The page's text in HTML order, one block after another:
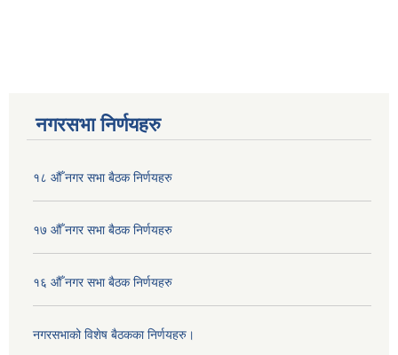
नगरसभा निर्णयहरु
१८ औँ नगर सभा बैठक निर्णयहरु
१७ औँ नगर सभा बैठक निर्णयहरु
१६ औँ नगर सभा बैठक निर्णयहरु
नगरसभाको विशेष बैठकका निर्णयहरु।